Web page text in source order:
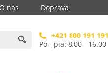
O nás Doprava
+421 800 191 191
Po - pia: 8.00 - 16.00